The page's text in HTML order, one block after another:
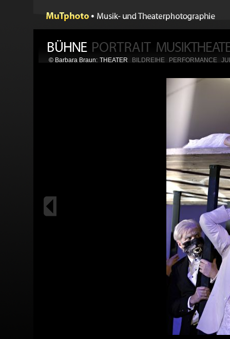
© Barbara Braun: THEATER BILDREIHE PERFORMANCE